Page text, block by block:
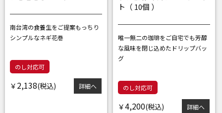
南台湾の食養生をご提案もっちり
シンプルなネギ花巻
のし対応可
￥ 2,138 詳細へ
ト（ 10個 ）
唯一無二の珈琲をご自宅でも芳醇
な風味を閉じ込めたドリップバッ
グ
のし対応可
￥4,200 詳細へ